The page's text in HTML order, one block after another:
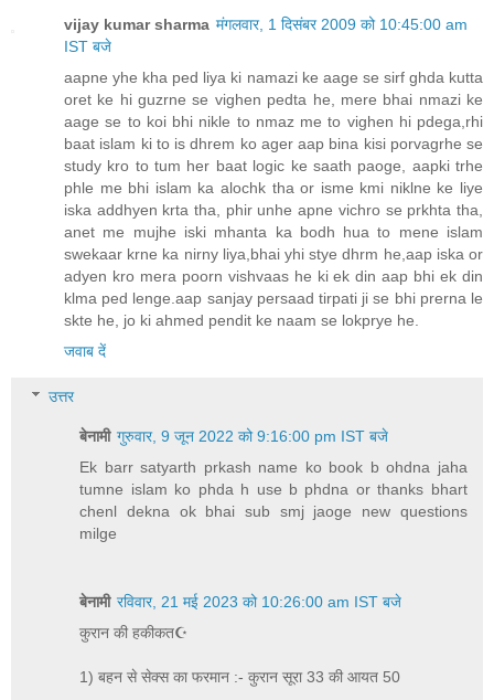
vijay kumar sharma मंगलवार, 1 दिसंबर 2009 को 10:45:00 am
IST बजे
aapne yhe kha ped liya ki namazi ke aage se sirf ghda kutta
oret ke hi guzrne se vighen pedta he, mere bhai nmazi ke
aage se to koi bhi nikle to nmaz me to vighen hi pdega,rhi
baat islam ki to is dhrem ko ager aap bina kisi porvagrhe se
study kro to tum her baat logic ke saath paoge, aapki trhe
phle me bhi islam ka alochk tha or isme kmi niklne ke liye
iska addhyen krta tha, phir unhe apne vichro se prkhta tha,
anet me mujhe iski mhanta ka bodh hua to mene islam
swekaar krne ka nirny liya,bhai yhi stye dhrm he,aap iska or
adyen kro mera poorn vishvaas he ki ek din aap bhi ek din
klma ped lenge.aap sanjay persaad tirpati ji se bhi prerna le
skte he, jo ki ahmed pendit ke naam se lokprye he.
जवाब दें
उत्तर
बेनामी गुरुवार, 9 जून 2022 को 9:16:00 pm IST बजे
Ek barr satyarth prkash name ko book b ohdna jaha
tumne islam ko phda h use b phdna or thanks bhart
chenl dekna ok bhai sub smj jaoge new questions
milge
बेनामी रविवार, 21 मई 2023 को 10:26:00 am IST बजे
कुरान की हकीकत☪
1) बहन से सेक्स का फरमान :- कुरान सूरा 33 की आयत 50